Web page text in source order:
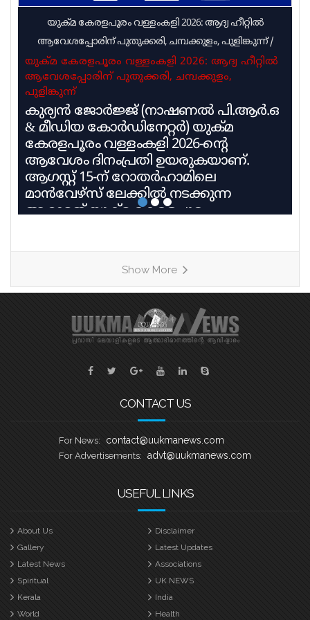
യുക്മ കേരളപൂരം വള്ളംകളി 2026: ആദ്യ ഹീറ്റിൽ
ആവേശപ്പോരിന് പുതുക്കരി, ചമ്പക്കുളം, പുളിങ്കുന്ന്/
യുക്മ കേരളപൂരം വള്ളംകളി 2026: ആദ്യ ഹീറ്റിൽ
ആവേശപ്പോരിന് പുതുക്കരി, ചമ്പക്കുളം,
പുളിങ്കുന്ന്
കുര്യൻ ജോർജ്ജ് (നാഷണൽ പി.ആർ.ഒ
& മീഡിയ കോർഡിനേറ്റർ) യുക്മ
കേരളപൂരം വള്ളംകളി 2026-ന്റെ
ആവേശം ദിനംപ്രതി ഉയരുകയാണ്.
ആഗസ്റ്റ് 15-ന് റോതർഹാമിലെ
മാൻവേഴ്സ് ലേക്കിൽ നടക്കുന്ന
ആറാമത് യുക്മ കേരളപൂരം
അവസാനഘട്ടത്തിലാണ്. കേരളത്തിലെ
ചുണ്ടൻവള്ളം പാരമ്പര്യം
നിലനിർത്തിക്കൊണ്ട്, യുകെയിലെ
വിവിധ ബോട്ട് ക്ലബ്ബുകളെ
പ്രതിനിധീകരിക്കുന്ന ടീമുകൾ കുട്ടനാടൻ
വള്ളങ്ങളിലാണ് മത്സരിക്കുന്നത്. ഓരോ
Show More
CONTACT US
For News: contact@uukmanews.com
For Advertisements: advt@uukmanews.com
USEFUL LINKS
About Us
Disclaimer
Gallery
Latest Updates
Latest News
Associations
Spiritual
UK NEWS
Kerala
India
World
Health